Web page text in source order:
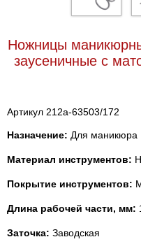
Ножницы
заусеничные с
Артикул 212a-63503/172
Назначение: Для маникюра
Материал инструментов:
Покрытие инструментов:
Длина рабочей части, мм:
Заточка: Заводская